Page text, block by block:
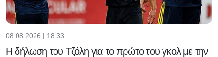
08.08.2026 | 18:33
Η δήλωση του Τζόλη για το πρώτο του γκολ με την